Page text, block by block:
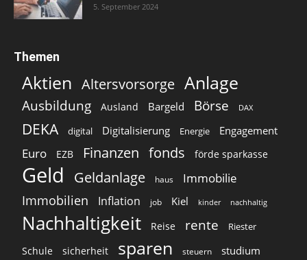
5. September 2024
Themen
Aktien Altersvorsorge Anlage
Ausbildung Ausland Bargeld Börse DAX
DEKA digital Digitalisierung Energie Engagement
Euro EZB Finanzen fonds förde sparkasse
Geld Geldanlage haus Immobilie
Immobilien Inflation job Kiel kinder nachhaltig
Nachhaltigkeit Reise rente Riester
Schule sicherheit sparen steuern studium